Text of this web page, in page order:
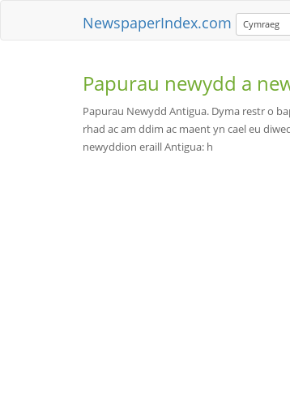
NewspaperIndex.com Cymraeg
Papurau newydd a
Papurau Newydd Antigua. Dyma restr o
rhad ac am ddim ac maent yn cael eu
newyddion eraill Antigua: h